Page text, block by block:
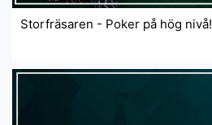
Storfräsaren - Poker på hög nivå!